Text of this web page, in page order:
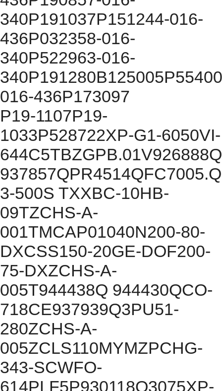
340P191037P151244-016-
436P032358-016-
340P522963-016-
016-436P173097
P19-1107P19-
1033P528722XP-G1-6050VI-
644C5TBZGPB.01V926888Q
3-500S TXXBC-10HB-
09TZCHS-A-
001TMCAP01040N200-80-
DXCSS150-20GE-DOF200-
75-DXZCHS-A-
005T944438Q 944430QCO-
718CE937939Q3PU51-
280ZCHS-A-
005ZCLS110MYMZPCHG-
343-SCWFO-
614PLF5P930118Q3075XP-